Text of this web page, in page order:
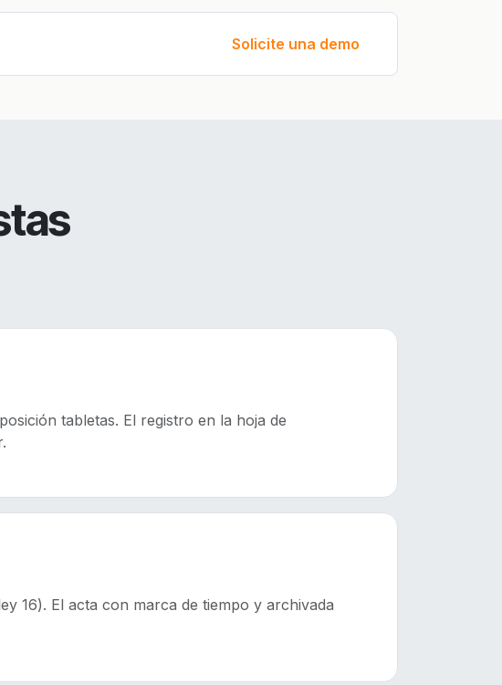
Solicite una demo
tabletas. El registro en la hoja de
16). El acta con marca de tiempo y archivada